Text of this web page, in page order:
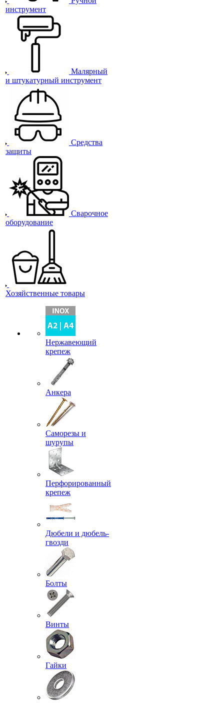
инструмент
Малярный
и штукатурный инструмент
Средства
защиты
Сварочное
оборудование
Хозяйственные товары
Нержавеющий
крепеж
Анкера
Саморезы и
шурупы
Перфорированный
крепеж
Дюбели и дюбель-
гвозди
Болты
Винты
Гайки